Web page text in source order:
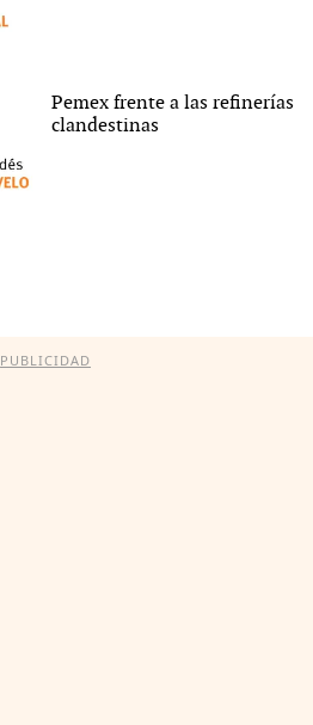
Pemex frente a las refinerías
clandestinas
PUBLICIDAD